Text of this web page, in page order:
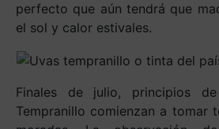
perfecto que aún tendrá que
el sol y calor estivales.
Finales de julio, principios
Tempranillo comienzan a tomar